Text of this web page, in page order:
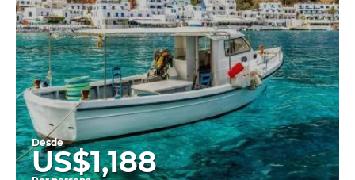
Desde
US$1,188